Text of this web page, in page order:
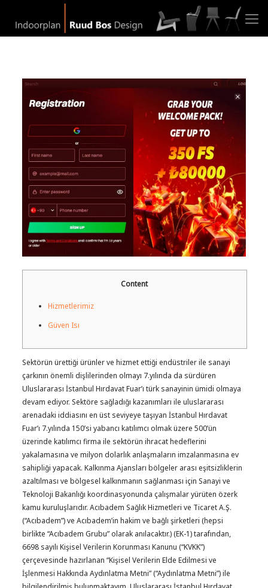
Content
Hizmetlerimiz
Güven Isı
Sektörün ürettiği ürünler ve hizmet ettiği endüstriler ile sanayi
çarkının önemli dişlilerinden olmayı 7.yılında da sürdüren
Uluslararası İstanbul Hırdavat Fuar’ı türk sanayinin ümidi olmaya
devam ediyor. Sektöre sağladığı kazanımları ile uluslararası
arenadaki iddiasını en üst seviyeye taşıyan İstanbul Hırdavat
Fuar’ı 7.yılında 150’si yabancı katılımcı olmak üzere 500’ün
üzerinde katılımcı firma ile sektörün ihracat hedeflerini
yakalamasına ve milyon dolarlık anlaşmaların imzalanmasına ev
sahipliği yapacak. Kalkınma Ajansları bölgeler arası eşitsizliklerin
azaltılması ve bölgesel kalkınmanın sağlanması için Sanayi ve
Teknoloji Bakanlığı koordinasyonunda çalışmalar yürüten özerk
kamu kuruluşlarıdır. Acıbadem Sağlık Hizmetleri ve Ticaret A.Ş.
(“Acıbadem”) ve Acıbadem’in hakim ve bağlı şirketleri (hepsi
birlikte “Acıbadem Grubu” olarak anılacaktır.) (EK-1) tarafından,
6698 sayılı Kişisel Verilerin Korunması Kanunu (“KVKK”)
çerçevesinde hazırlanan “Kişisel Verilerin Elde Edilmesi ve
İşlenmesi Hakkında Aydınlatma Metni” (“Aydınlatma Metni”) ile